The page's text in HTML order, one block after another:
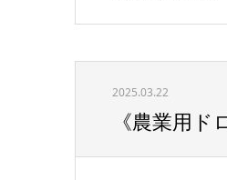
2025.03.22
《農業用